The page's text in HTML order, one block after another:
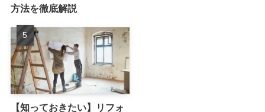
方法を徹底解説
【知っておきたい】リフォ